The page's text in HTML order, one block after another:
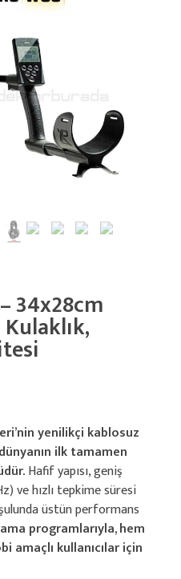
34x28cm
yenilikçi kablosuz
ilk tamamen
Hafif yapısı, geniş
ve hızlı tepkime süresi
üstün performans
programlarıyla, hem
amaçlı kullanıcılar için